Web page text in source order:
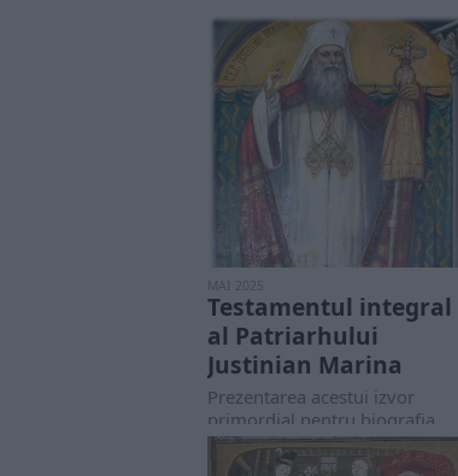
Un vechi diptic (pomelnic) de la
mânăstirea Tismana din
deceniul nouă al secolului al
XIV-lea cuprinde, pe lângă
numele primilor mitropoliţi ai...
MAI 2025
Testamentul integral
al Patriarhului
Justinian Marina
Prezentarea acestui izvor
primordial pentru biogra­fia
Patriarhului Justinian Marina
(†1977) se datorea­ză Doamnei